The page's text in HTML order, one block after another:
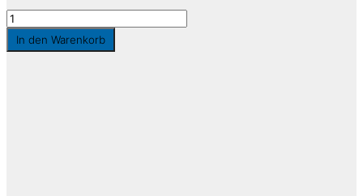
Zink,
Standregal
mitIn den Warenkorb